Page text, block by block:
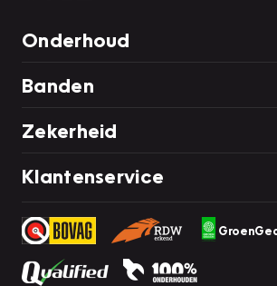
Onderhoud
Banden
Zekerheid
Klantenservice